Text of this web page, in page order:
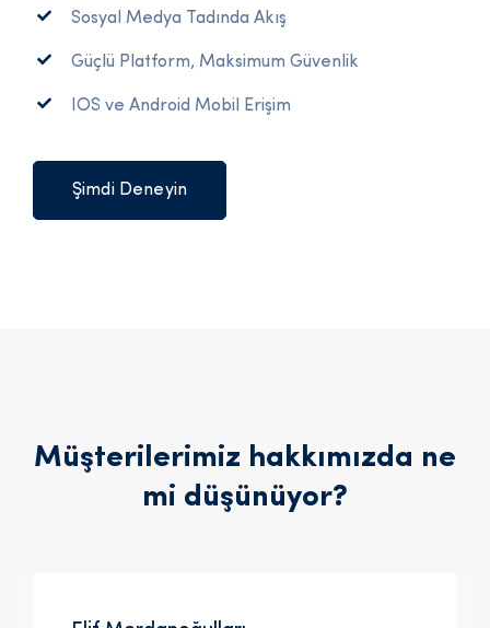
Sosyal Medya Tadında Akış
Güçlü Platform, Maksimum Güvenlik
IOS ve Android Mobil Erişim
Şimdi Deneyin
Müşterilerimiz hakkımızda ne
mi düşünüyor?